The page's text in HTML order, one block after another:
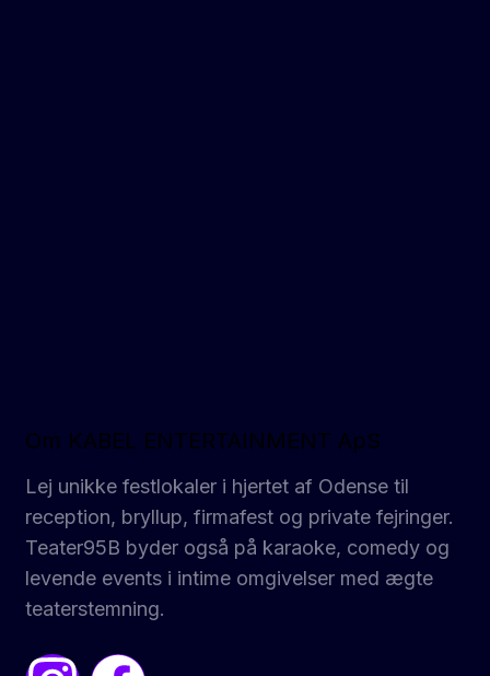
Om KABEL ENTERTAINMENT ApS
Lej unikke festlokaler i hjertet af Odense til
reception, bryllup, firmafest og private fejringer.
Teater95B byder også på karaoke, comedy og
levende events i intime omgivelser med ægte
teaterstemning.